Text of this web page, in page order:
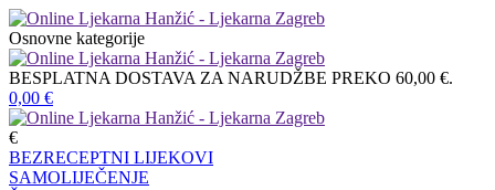
Osnovne kategorije
BESPLATNA DOSTAVA ZA NARUDŽBE PREKO 60,00 €.
0,00 €
€
BEZRECEPTNI LIJEKOVI
SAMOLIJEČENJE